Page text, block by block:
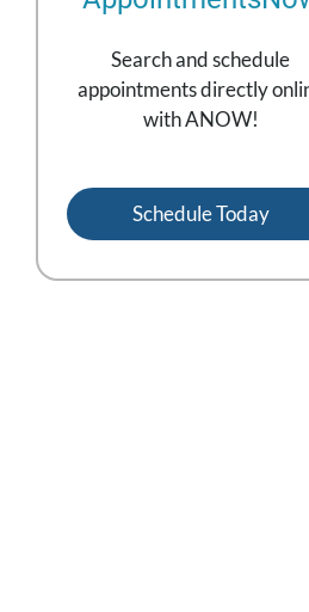
Search and schedule
appointments directly
with ANOW!
Schedule Today